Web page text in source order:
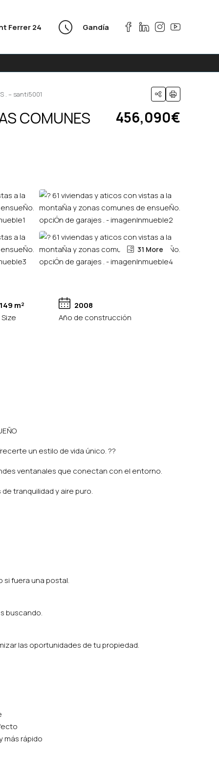
Ferrer 24 Gandía
. – santi5001
COMUNES 456,090€
31 More
m²
2008
Año de construcción
un estilo de vida único. ??️
ventanales que conectan con el entorno.
tranquilidad y aire puro.
fuera una postal.
buscando.
las oportunidades de tu propiedad.
más rápido